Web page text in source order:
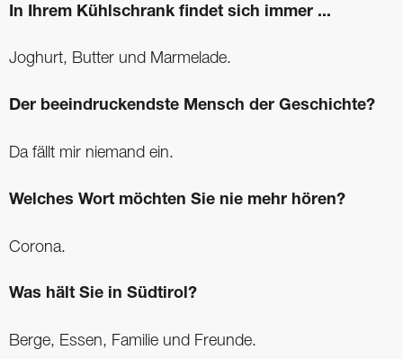
In Ihrem Kühlschrank findet sich immer ...
Joghurt, Butter und Marmelade.
Der beeindruckendste Mensch der Geschichte?
Da fällt mir niemand ein.
Welches Wort möchten Sie nie mehr hören?
Corona.
Was hält Sie in Südtirol?
Berge, Essen, Familie und Freunde.